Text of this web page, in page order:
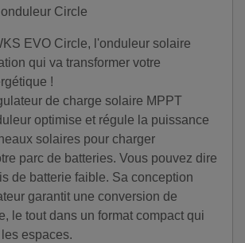
EVO Circle, l'onduleur solaire
qui va transformer votre
!
de charge solaire MPPT
optimise et régule la puissance
solaires pour charger
parc de batteries. Vous pouvez dire
de batterie faible. Sa conception
garantit une conversion de
le tout dans un format compact qui
espaces.